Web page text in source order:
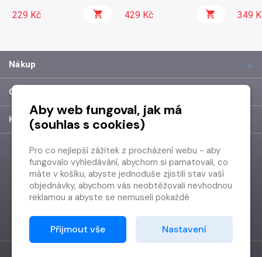
229 Kč 429 Kč 349
Nákup
O společnosti
Kontakt
Aby web fungoval, jak má
(souhlas s cookies)
Pro co nejlepší zážitek z procházení webu - aby
fungovalo vyhledávání, abychom si pamatovali, co
máte v košíku, abyste jednoduše zjistili stav vaší
objednávky, abychom vás neobtěžovali nevhodnou
reklamou a abyste se nemuseli pokaždé
Proto od vás potřebujeme souhlas se
zpracováním souborů cookies
Přijmout vše Nastavení